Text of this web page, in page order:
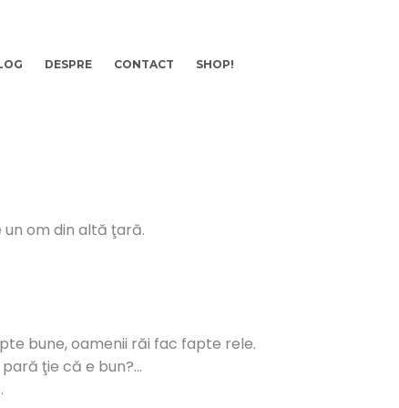
DESPRE CONTACT SHOP!
un om din altă ţară.
bune, oamenii răi fac fapte rele.
ţie că e bun?…